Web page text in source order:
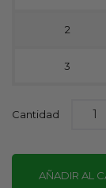
2
3
Cantidad
AÑADIR AL